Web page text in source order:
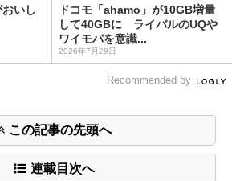
おいし
ドコモ「ahamo」が10GB増量
して40GBに ライバルのUQや
ワイモバを意識...
2026年7月29日
Recommended by
この記事の先頭へ
連載目次へ